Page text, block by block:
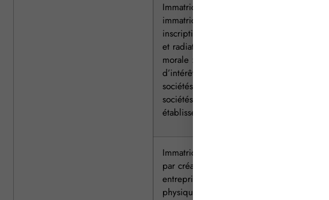
Immatriculation principale,
immatriculation secondaire,
inscription complémentaire,
et radiation d’une personne
morale : groupements
d’intérêt économique,
sociétés commerciales,
sociétés non commerciales,
établissements publics
Immatriculation principale
par création d’une
entreprise, personne
physique